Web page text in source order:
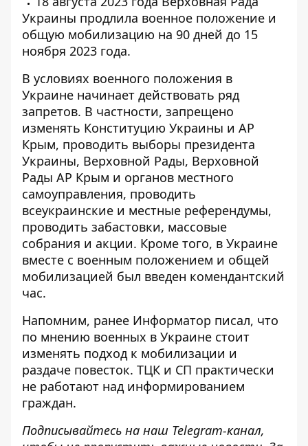
Украины продлила военное положение и
общую мобилизацию на 90 дней до 15
ноября 2023 года.
В условиях военного положения в
Украине начинает действовать ряд
запретов. В частности, запрещено
изменять Конституцию Украины и АР
Крым, проводить выборы президента
Украины, Верховной Рады, Верховной
Рады АР Крым и органов местного
самоуправления, проводить
всеукраинские и местные референдумы,
проводить забастовки, массовые
собрания и акции. Кроме того, в Украине
вместе с военным положением и общей
мобилизацией был введен комендантский
час.
Напомним, ранее Информатор писал, что
по мнению военных в Украине стоит
изменять подход к мобилизации и
раздаче повесток. ТЦК и СП практически
не работают над информированием
граждан.
Подписывайтесь на наш Telegram-канал,